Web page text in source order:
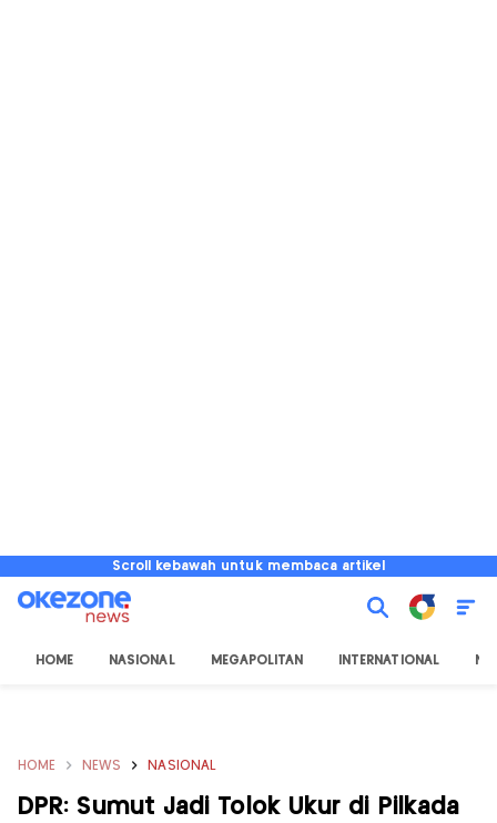
Scroll kebawah untuk membaca artikel
HOME NASIONAL MEGAPOLITAN INTERNATIONAL
HOME NEWS NASIONAL
DPR: Sumut Jadi Tolok Ukur di Pilkada